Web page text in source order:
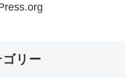
ゴリー